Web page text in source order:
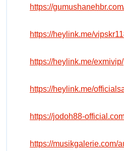
https://
https://heylink.me/
https://heylink.me/exmivip/
https://heylink.me/
https://jodoh88-
https://musikgalerie.com/